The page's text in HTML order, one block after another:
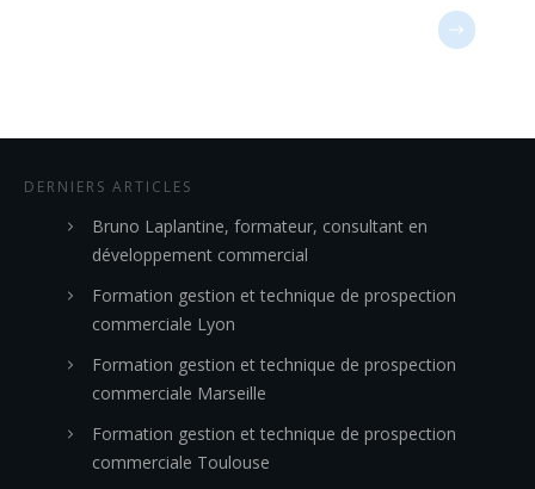
DERNIERS ARTICLES
Bruno Laplantine, formateur, consultant en
développement commercial
Formation gestion et technique de prospection
commerciale Lyon
Formation gestion et technique de prospection
commerciale Marseille
Formation gestion et technique de prospection
commerciale Toulouse